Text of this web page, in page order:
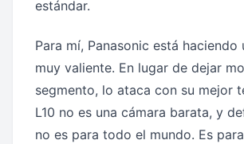
estándar.
Para mí, Panasonic está haciendo
muy valiente. En lugar de dejar
segmento, lo ataca con su mejor
L10 no es una cámara barata, y
no es para todo el mundo. Es